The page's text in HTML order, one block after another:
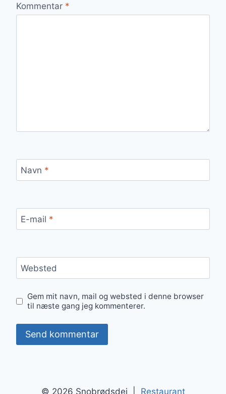
Kommentar *
Navn *
E-mail *
Websted
Gem mit navn, mail og websted i denne browser
til næste gang jeg kommenterer.
© 2026 Snobrødsdej | Restaurant